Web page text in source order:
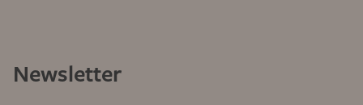
Newsletter